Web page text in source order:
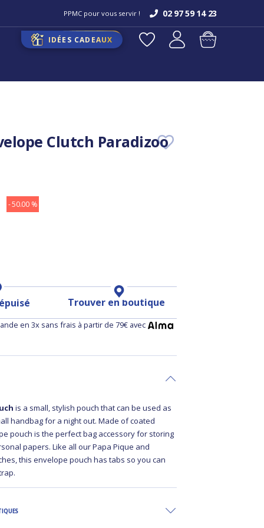
PPMC pour vous servir ! 02 97 59 14 23
IDÉES CADEAUX
Clutch Paradizoo
- 50.00 %
Trouver en boutique
en 3x sans frais à partir de 79€ avec
is a small, stylish pouch that can be used as
handbag for a night out. Made of coated
pouch is the perfect bag accessory for storing
papers. Like all our Papa Pique and
this envelope pouch has tabs so you can